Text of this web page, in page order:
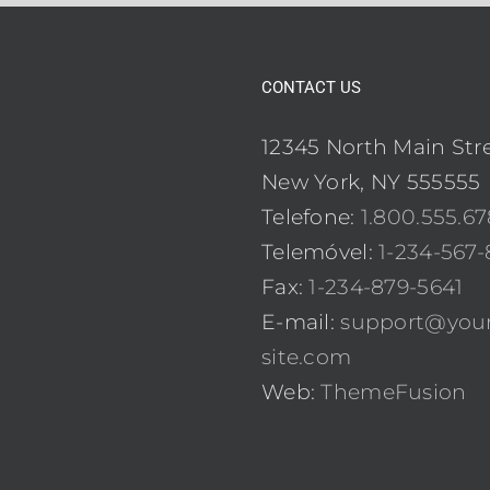
CONTACT US
12345 North Main
New York, NY 555555
Telefone:
Telemóvel:1-234-567-
Fax:1-234-879-5641
E-mail:
site.com
Web:ThemeFusion